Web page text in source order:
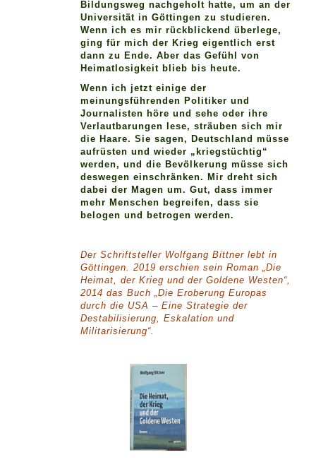
Bildungsweg nachgeholt hatte, um an der
Universität in Göttingen zu studieren.
Wenn ich es mir rückblickend überlege,
ging für mich der Krieg eigentlich erst
dann zu Ende. Aber das Gefühl von
Heimatlosigkeit blieb bis heute.
Wenn ich jetzt einige der
meinungsführenden Politiker und
Journalisten höre und sehe oder ihre
Verlautbarungen lese, sträuben sich mir
die Haare. Sie sagen, Deutschland müsse
aufrüsten und wieder „kriegstüchtig“
werden, und die Bevölkerung müsse sich
deswegen einschränken. Mir dreht sich
dabei der Magen um. Gut, dass immer
mehr Menschen begreifen, dass sie
belogen und betrogen werden.
Der Schriftsteller Wolfgang Bittner lebt in
Göttingen. 2019 erschien sein Roman „Die
Heimat, der Krieg und der Goldene Westen“,
2014 das Buch „Die Eroberung Europas
durch die USA – Eine Strategie der
Destabilisierung, Eskalation und
Militarisierung“.